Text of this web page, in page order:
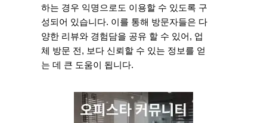
하는 경우 익명으로도 이용할 수 있도록 구
성되어 있습니다. 이를 통해 방문자들은 다
양한 리뷰와 경험담을 공유 할 수 있어, 업
체 방문 전, 보다 신뢰할 수 있는 정보를 얻
는 데 큰 도움이 됩니다.